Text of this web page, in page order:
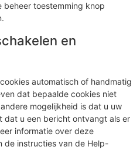
beheer toestemming knop
en
automatisch of handmatig
dat bepaalde cookies niet
mogelijkheid is dat u uw
dat u een bericht ontvangt als er
informatie over deze
de instructies van de Help-